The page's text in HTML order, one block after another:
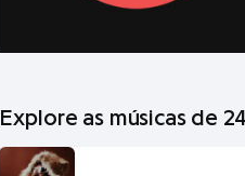
Explore as músicas de